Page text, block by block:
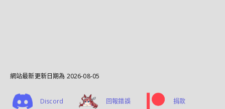
網站最新更新日期為 2026-08-05
Discord 回報錯誤 捐款